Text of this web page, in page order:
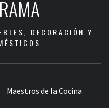
DECORACIÓN Y
Maestros de la Cocina